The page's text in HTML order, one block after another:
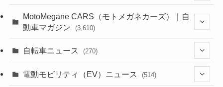
(44)
(640)
(118) (252)
(306)
(6,965)
(352)
MotoMegane CARS（モトメガネカーズ）｜自
動車マガジン
(3,610)
(188)
自転車ニュース (270)
(54)
電動モビリティ（EV）ニュース (514)